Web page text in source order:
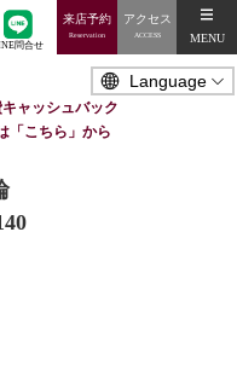
問合せ
来店予約
Reservation
アクセス
ACCESS MENU
ャッシュバック
「こちら」から